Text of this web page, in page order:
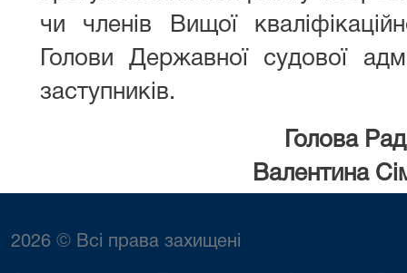
чи членів Вищої
Голови Державної судової
заступників.
Голова
Валентина
2026 © Всі права захищені